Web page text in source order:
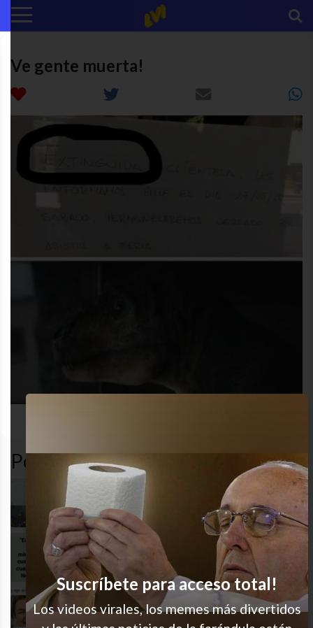
Ve gente muerta!
Popular en LVI
Pobres señores del Uber
Tal cual
Me pasa un montón
Suscríbete para acceso total!
Los videos virales, los memes más divertidos